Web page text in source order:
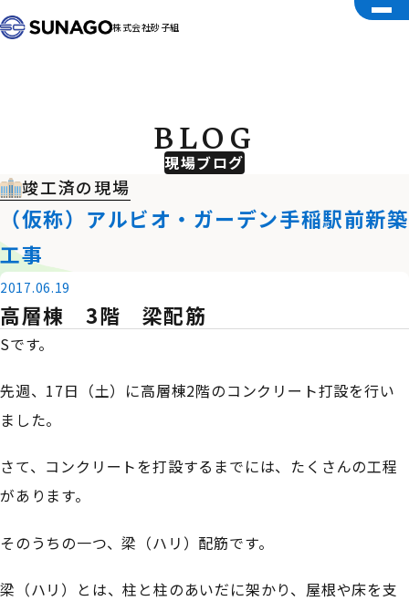
株式会社砂子組
現場ブログ
BLOG
竣工済の現場
（仮称）アルビオ・ガーデン手稲駅前新築
工事
2017.06.19
高層棟 3階 梁配筋
Sです。
先週、17日（土）に高層棟2階のコンクリート打設を行い
ました。
さて、コンクリートを打設するまでには、たくさんの工程
があります。
そのうちの一つ、梁（ハリ）配筋です。
梁（ハリ）とは、柱と柱のあいだに架かり、屋根や床を支